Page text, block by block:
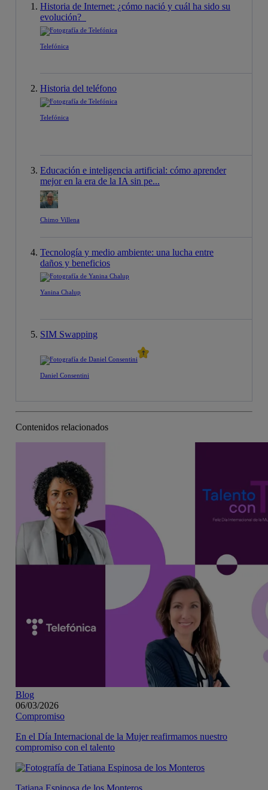
Historia de Internet: ¿cómo nació y cuál ha sido su
evolución?
Telefónica
Historia del teléfono
Telefónica
Educación e inteligencia artificial: cómo aprender
mejor en la era de la IA sin pe...
Chimo Villena
Tecnología y medio ambiente: una lucha entre
daños y beneficios
Yanina Chalup
SIM Swapping
Daniel Consentini
Contenidos relacionados
Blog
06/03/2026
Compromiso
En el Día Internacional de la Mujer reafirmamos nuestro
compromiso con el talento